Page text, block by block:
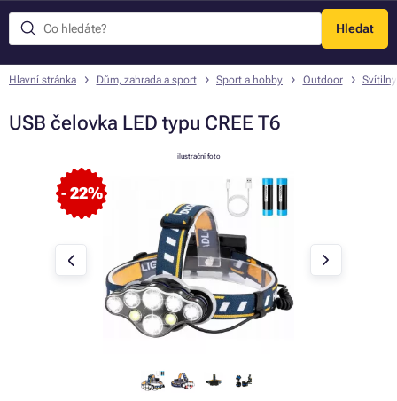
Hledat
Menu
Hlavní stránka Dům, zahrada a sport Sport a hobby Outdoor
USB čelovka LED typu CREE T6
- 22%
ilustrační foto